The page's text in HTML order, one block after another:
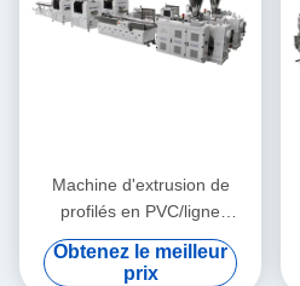
Machine d'extrusion de
profilés en PVC/ligne
d'extrusion de profilés en
PVC
Obtenez le meilleur
prix